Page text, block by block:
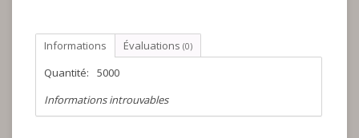
Informations Évaluations (0)
Quantité:
5000
Informations introuvables